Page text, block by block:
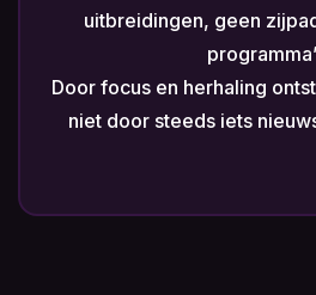
uitbreidingen, geen
Door focus en herhaling
niet door steeds iets